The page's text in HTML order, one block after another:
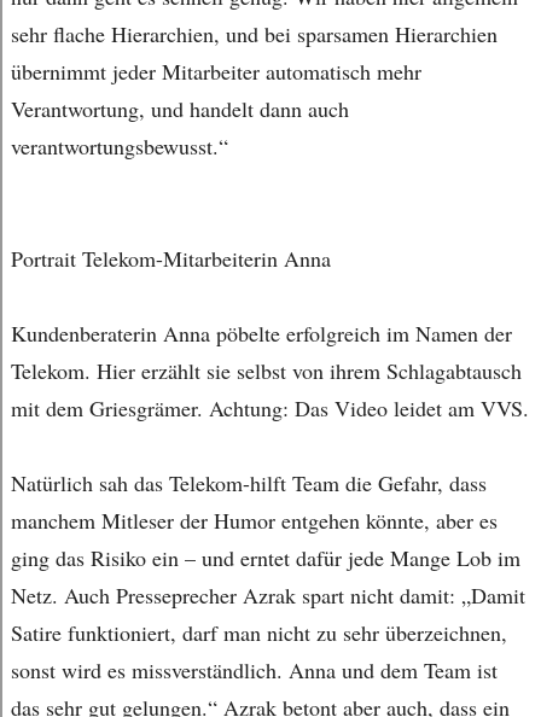
sehr flache Hierarchien, und bei sparsamen Hierarchien
übernimmt jeder Mitarbeiter automatisch mehr
Verantwortung, und handelt dann auch
verantwortungsbewusst.“
Portrait Telekom-Mitarbeiterin Anna
Kundenberaterin Anna pöbelte erfolgreich im Namen der
Telekom. Hier erzählt sie selbst von ihrem Schlagabtausch
mit dem Griesgrämer. Achtung: Das Video leidet am VVS.
Natürlich sah das Telekom-hilft Team die Gefahr, dass
manchem Mitleser der Humor entgehen könnte, aber es
ging das Risiko ein – und erntet dafür jede Mange Lob im
Netz. Auch Presseprecher Azrak spart nicht damit: „Damit
Satire funktioniert, darf man nicht zu sehr überzeichnen,
sonst wird es missverständlich. Anna und dem Team ist
das sehr gut gelungen.“ Azrak betont aber auch, dass ein